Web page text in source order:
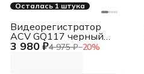
Осталась 1 штука
3 980 ₽4 975 ₽−20%
Видеорегистратор
ACV GQ117 черный
2Mpix 1080x1920